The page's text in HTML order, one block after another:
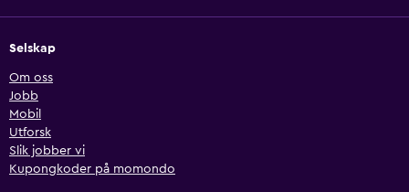
Selskap
Om oss
Jobb
Mobil
Utforsk
Slik jobber vi
Kupongkoder på momondo